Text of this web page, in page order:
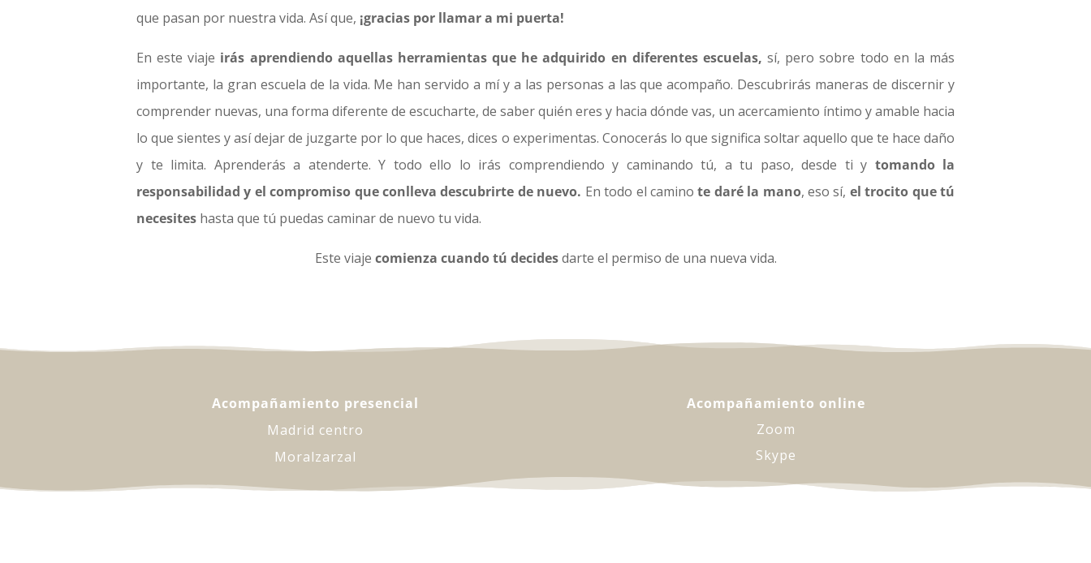
que pasan por nuestra vida. Así que, ¡gracias por llamar a mi puerta!
En este viaje irás aprendiendo aquellas herramientas que he adquirido en diferentes escuelas, sí, pero sobre todo en la más
importante, la gran escuela de la vida. Me han servido a mí y a las personas a las que acompaño. Descubrirás maneras de discernir y
comprender nuevas, una forma diferente de escucharte, de saber quién eres y hacia dónde vas, un acercamiento íntimo y amable hacia
lo que sientes y así dejar de juzgarte por lo que haces, dices o experimentas. Conocerás lo que significa soltar aquello que te hace daño
y te limita. Aprenderás a atenderte. Y todo ello lo irás comprendiendo y caminando tú, a tu paso, desde ti y tomando la
responsabilidad y el compromiso que conlleva descubrirte de nuevo. En todo el caminote daré la mano, eso sí, el trocito que tú
necesites hasta que tú puedas caminar de nuevo tu vida.
Este viaje comienza cuando tú decidesdarte el permiso de una nueva vida.
Acompañamiento presencial
Madrid centro
Moralzarzal
Acompañamiento online
Zoom
Skype